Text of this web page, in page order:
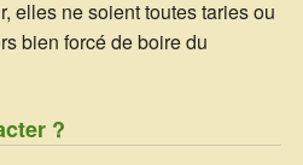
elles ne soient toutes taries ou
bien forcé de boire du
?